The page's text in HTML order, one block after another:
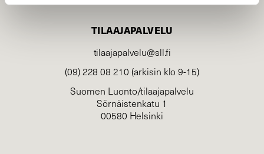
TILAAJAPALVELU
tilaajapalvelu@sll.fi
(09) 228 08 210 (arkisin klo 9-15)
Suomen Luonto/tilaajapalvelu
Sörnäistenkatu 1
00580 Helsinki